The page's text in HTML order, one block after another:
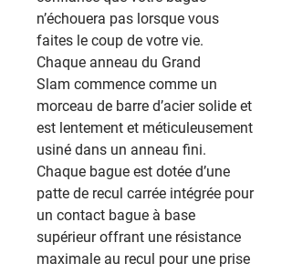
n’échouera pas lorsque vous
faites le coup de votre vie.
Chaque anneau du Grand
Slam commence comme un
morceau de barre d’acier solide et
est lentement et méticuleusement
usiné dans un anneau fini.
Chaque bague est dotée d’une
patte de recul carrée intégrée pour
un contact bague à base
supérieur offrant une résistance
maximale au recul pour une prise